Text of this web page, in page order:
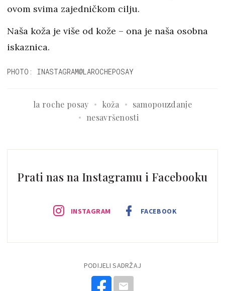
ovom svima zajedničkom cilju.
Naša koža je više od kože – ona je naša osobna
iskaznica.
PHOTO: INASTAGRAM@LAROCHEPOSAY
la roche posay koža
samopouzdanje
nesavršenosti
Prati nas na Instagramu i Facebooku
INSTAGRAM FACEBOOK
PODIJELI SADRŽAJ